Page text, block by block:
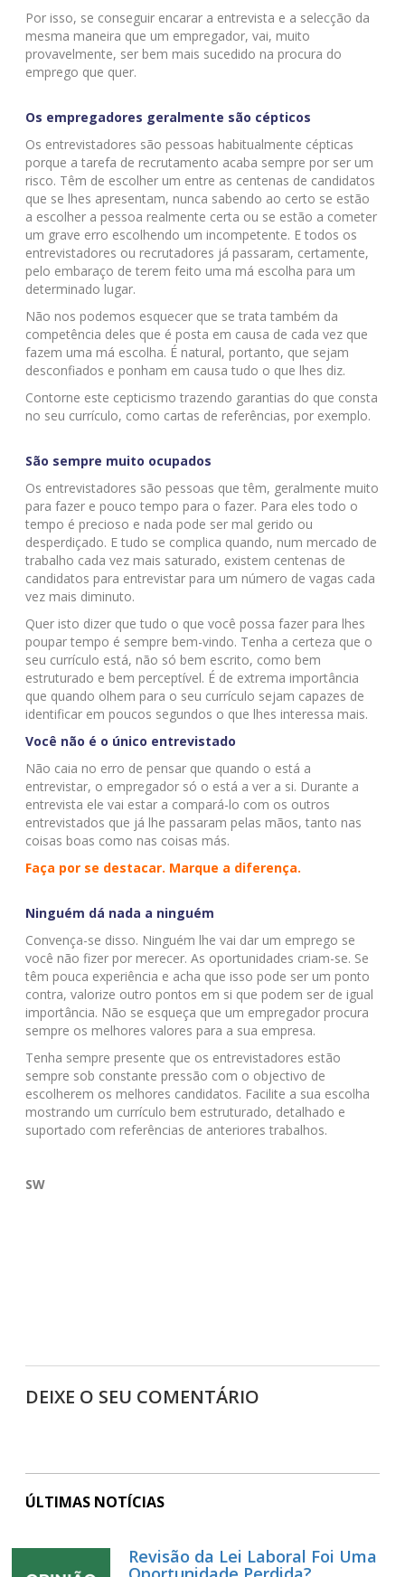
Por isso, se conseguir encarar a entrevista e a selecção da
mesma maneira que um empregador, vai, muito
provavelmente, ser bem mais sucedido na procura do
emprego que quer.
Os empregadores geralmente são cépticos
Os entrevistadores são pessoas habitualmente cépticas
porque a tarefa de recrutamento acaba sempre por ser um
risco. Têm de escolher um entre as centenas de candidatos
que se lhes apresentam, nunca sabendo ao certo se estão
a escolher a pessoa realmente certa ou se estão a cometer
um grave erro escolhendo um incompetente. E todos os
entrevistadores ou recrutadores já passaram, certamente,
pelo embaraço de terem feito uma má escolha para um
determinado lugar.
Não nos podemos esquecer que se trata também da
competência deles que é posta em causa de cada vez que
fazem uma má escolha. É natural, portanto, que sejam
desconfiados e ponham em causa tudo o que lhes diz.
Contorne este cepticismo trazendo garantias do que consta
no seu currículo, como cartas de referências, por exemplo.
São sempre muito ocupados
Os entrevistadores são pessoas que têm, geralmente muito
para fazer e pouco tempo para o fazer. Para eles todo o
tempo é precioso e nada pode ser mal gerido ou
desperdiçado. E tudo se complica quando, num mercado de
trabalho cada vez mais saturado, existem centenas de
candidatos para entrevistar para um número de vagas cada
vez mais diminuto.
Quer isto dizer que tudo o que você possa fazer para lhes
poupar tempo é sempre bem-vindo. Tenha a certeza que o
seu currículo está, não só bem escrito, como bem
estruturado e bem perceptível. É de extrema importância
que quando olhem para o seu currículo sejam capazes de
identificar em poucos segundos o que lhes interessa mais.
Você não é o único entrevistado
Não caia no erro de pensar que quando o está a
entrevistar, o empregador só o está a ver a si. Durante a
entrevista ele vai estar a compará-lo com os outros
entrevistados que já lhe passaram pelas mãos, tanto nas
coisas boas como nas coisas más.
Faça por se destacar. Marque a diferença.
Ninguém dá nada a ninguém
Convença-se disso. Ninguém lhe vai dar um emprego se
você não fizer por merecer. As oportunidades criam-se. Se
têm pouca experiência e acha que isso pode ser um ponto
contra, valorize outro pontos em si que podem ser de igual
importância. Não se esqueça que um empregador procura
sempre os melhores valores para a sua empresa.
Tenha sempre presente que os entrevistadores estão
sempre sob constante pressão com o objectivo de
escolherem os melhores candidatos. Facilite a sua escolha
mostrando um currículo bem estruturado, detalhado e
suportado com referências de anteriores trabalhos.
SW
DEIXE O SEU COMENTÁRIO
ÚLTIMAS NOTÍCIAS
Revisão da Lei Laboral Foi Uma